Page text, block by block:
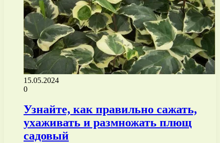
15.05.2024
0
Узнайте, как правильно сажать,
ухаживать и размножать плющ
садовый